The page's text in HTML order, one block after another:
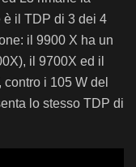
è il TDP di 3 dei 4
il 9900 X ha un
il 9700X ed il
i 105 W del
lo stesso TDP di